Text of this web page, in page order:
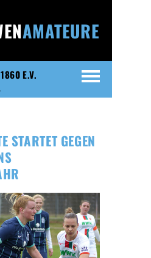
E.V.
AMATEURE
STARTET GEGEN